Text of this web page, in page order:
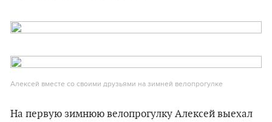
Алексей вместе со своими друзьями на зимней велопрогулке
На первую зимнюю велопрогулку Алексей выехал